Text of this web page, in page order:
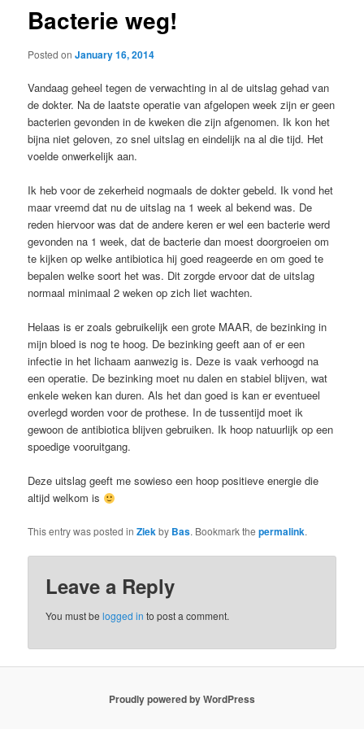
Bacterie weg!
Posted onJanuary 16, 2014
Vandaag geheel tegen de verwachting in al de uitslag gehad van
de dokter. Na de laatste operatie van afgelopen week zijn er geen
bacterien gevonden in de kweken die zijn afgenomen. Ik kon het
bijna niet geloven, zo snel uitslag en eindelijk na al die tijd. Het
voelde onwerkelijk aan.
Ik heb voor de zekerheid nogmaals de dokter gebeld. Ik vond het
maar vreemd dat nu de uitslag na 1 week al bekend was. De
reden hiervoor was dat de andere keren er wel een bacterie werd
gevonden na 1 week, dat de bacterie dan moest doorgroeien om
te kijken op welke antibiotica hij goed reageerde en om goed te
bepalen welke soort het was. Dit zorgde ervoor dat de uitslag
normaal minimaal 2 weken op zich liet wachten.
Helaas is er zoals gebruikelijk een grote MAAR, de bezinking in
mijn bloed is nog te hoog. De bezinking geeft aan of er een
infectie in het lichaam aanwezig is. Deze is vaak verhoogd na
een operatie. De bezinking moet nu dalen en stabiel blijven, wat
enkele weken kan duren. Als het dan goed is kan er eventueel
overlegd worden voor de prothese. In de tussentijd moet ik
gewoon de antibiotica blijven gebruiken. Ik hoop natuurlijk op een
spoedige vooruitgang.
Deze uitslag geeft me sowieso een hoop positieve energie die
altijd welkom is
This entry was posted inZiek by Bas. Bookmark thepermalink.
Leave a Reply
You must belogged in to post a comment.
Proudly powered by WordPress